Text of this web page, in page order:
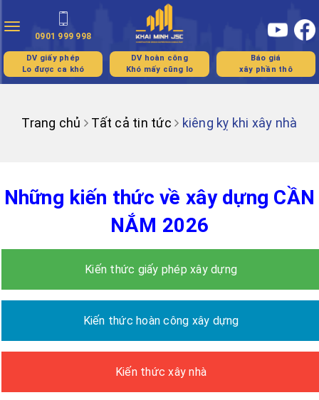
Toggle
navigation
0901 999 998
DV giấy phép
Lo được ca khó
DV hoàn công
Khó mấy cũng lo
Báo giá
xây phần thô
Trang chủ Tất cả tin tức kiêng kỵ khi xây nhà
Những kiến thức về xây dựng CẦN
NẮM 2026
Kiến thức giấy phép xây dựng
Kiến thức hoàn công xây dựng
Kiến thức xây nhà